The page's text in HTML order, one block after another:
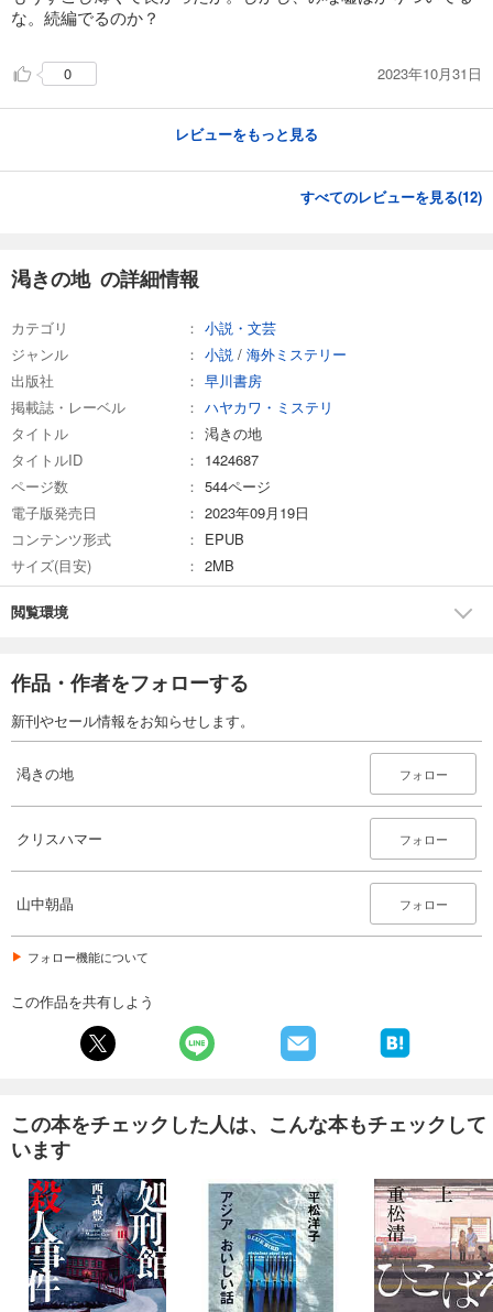
な。続編でるのか？
0 2023年10月31日
レビューをもっと見る
すべてのレビューを見る(12)
渇きの地 の詳細情報
カテゴリ
小説・文芸
ジャンル
小説 / 海外ミステリー
出版社
早川書房
掲載誌・レーベル
ハヤカワ・ミステリ
タイトル
渇きの地
タイトルID
1424687
ページ数
544ページ
電子版発売日
2023年09月19日
コンテンツ形式
EPUB
サイズ(目安)
2MB
閲覧環境
作品・作者をフォローする
新刊やセール情報をお知らせします。
渇きの地 フォロー
クリスハマー フォロー
山中朝晶 フォロー
フォロー機能について
この作品を共有しよう
この本をチェックした人は、こんな本もチェックして
います